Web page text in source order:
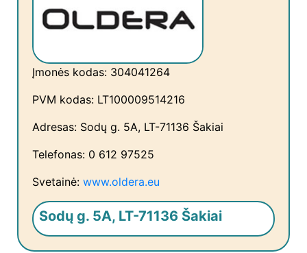
Įmonės kodas: 304041264
PVM kodas: LT100009514216
Adresas: Sodų g. 5A, LT-71136 Šakiai
Telefonas: 0 612 97525
Svetainė: www.oldera.eu
Sodų g. 5A, LT-71136 Šakiai